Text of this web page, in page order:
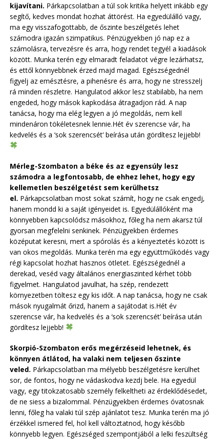
kijavítani. Párkapcsolatban a túl sok kritika helyett inkább egy
segítő, kedves mondat hozhat áttörést. Ha egyedülálló vagy,
ma egy visszafogottabb, de őszinte beszélgetés lehet
számodra igazán szimpatikus. Pénzügyekben jó nap ez a
számolásra, tervezésre és arra, hogy rendet tegyél a kiadások
között. Munka terén egy elmaradt feladatot végre lezárhatsz,
és ettől könnyebbnek érzed majd magad. Egészségednél
figyelj az emésztésre, a pihenésre és arra, hogy ne stresszelj
rá minden részletre. Hangulatod akkor lesz stabilabb, ha nem
engeded, hogy mások kapkodása átragadjon rád. A nap
tanácsa, hogy ma elég legyen a jó megoldás, nem kell
mindenáron tökéletesnek lennie.Hét év szerencse vár, ha
kedvelés és a ‘sok szerencsét’ beírása után gördítesz lejjebb!
Mérleg-Szombaton a béke és az egyensúly lesz
számodra a legfontosabb, de ehhez lehet, hogy egy
kellemetlen beszélgetést sem kerülhetsz
el. Párkapcsolatban most sokat számít, hogy ne csak engedj,
hanem mondd ki a saját igényeidet is. Egyedülállóként ma
könnyebben kapcsolódsz másokhoz, főleg ha nem akarsz túl
gyorsan megfelelni senkinek. Pénzügyekben érdemes
középutat keresni, mert a spórolás és a kényeztetés között is
van okos megoldás. Munka terén ma egy együttműködés vagy
régi kapcsolat hozhat hasznos ötletet. Egészségednél a
derekad, veséd vagy általános energiaszinted kérhet több
figyelmet. Hangulatod javulhat, ha szép, rendezett
környezetben töltesz egy kis időt. A nap tanácsa, hogy ne csak
mások nyugalmát őrizd, hanem a sajátodat is.Hét év
szerencse vár, ha kedvelés és a ‘sok szerencsét’ beírása után
gördítesz lejjebb!
Skorpió-Szombaton erős megérzéseid lehetnek, és
könnyen átlátod, ha valaki nem teljesen őszinte
veled. Párkapcsolatban ma mélyebb beszélgetésre kerülhet
sor, de fontos, hogy ne vádaskodva kezdj bele. Ha egyedül
vagy, egy titokzatosabb személy felkeltheti az érdeklődésedet,
de ne siess a bizalommal. Pénzügyekben érdemes óvatosnak
lenni, főleg ha valaki túl szép ajánlatot tesz. Munka terén ma jó
érzékkel ismered fel, hol kell változtatnod, hogy később
könnyebb legyen. Egészséged szempontjából a lelki feszültség